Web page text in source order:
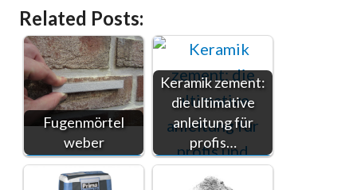
Related Posts:
Fugenmörtel
weber
Keramik zement:
die ultimative
anleitung für
profis…